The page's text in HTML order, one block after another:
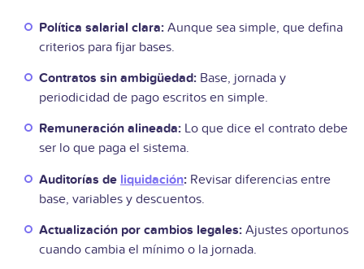
Política salarial clara: Aunque sea simple, que defina
criterios para fijar bases.
Contratos sin ambigüedad: Base, jornada y
periodicidad de pago escritos en simple.
Remuneración alineada: Lo que dice el contrato debe
ser lo que paga el sistema.
Auditorías de liquidación: Revisar diferencias entre
base, variables y descuentos.
Actualización por cambios legales: Ajustes oportunos
cuando cambia el mínimo o la jornada.